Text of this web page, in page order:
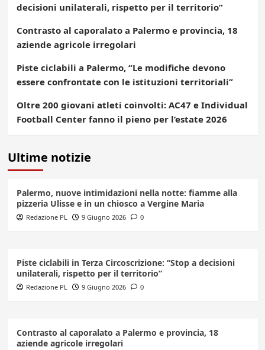
decisioni unilaterali, rispetto per il territorio”
Contrasto al caporalato a Palermo e provincia, 18
aziende agricole irregolari
Piste ciclabili a Palermo, “Le modifiche devono
essere confrontate con le istituzioni territoriali”
Oltre 200 giovani atleti coinvolti: AC47 e Individual
Football Center fanno il pieno per l’estate 2026
Ultime notizie
Palermo, nuove intimidazioni nella notte: fiamme alla
pizzeria Ulisse e in un chiosco a Vergine Maria
Redazione PL 9 Giugno 2026 0
Piste ciclabili in Terza Circoscrizione: “Stop a decisioni
unilaterali, rispetto per il territorio”
Redazione PL 9 Giugno 2026 0
Contrasto al caporalato a Palermo e provincia, 18
aziende agricole irregolari